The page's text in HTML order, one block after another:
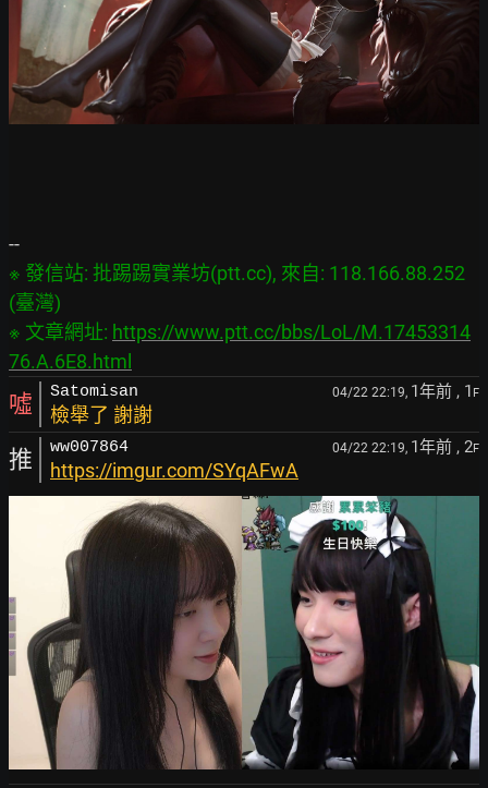
※ 發信站: 批踢踢實業坊(ptt.cc), 來自: 118.166.88.252
(臺灣)
※ 文章網址: https://www.ptt.cc/bbs/LoL/M.17453314
76.A.6E8.html
噓 Satomisan 04/22 22:19, 1年前 , 1 F
檢舉了 謝謝
推 ww007864 04/22 22:19, 1年前 , 2F
https://imgur.com/SYqAFwA